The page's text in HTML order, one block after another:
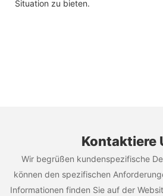
Situation zu bieten.
Kontaktiere
Wir begrüßen kundenspezifische
können den spezifischen
Informationen finden Sie auf der